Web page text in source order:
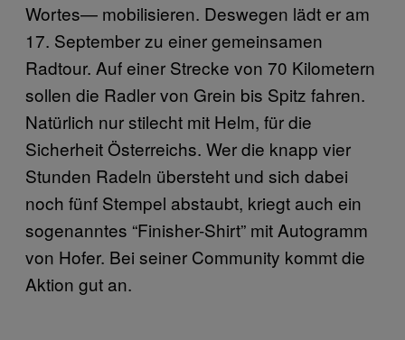
Wortes— mobilisieren. Deswegen lädt er am
17. September zu einer gemeinsamen
Radtour. Auf einer Strecke von 70 Kilometern
sollen die Radler von Grein bis Spitz fahren.
Natürlich nur stilecht mit Helm, für die
Sicherheit Österreichs. Wer die knapp vier
Stunden Radeln übersteht und sich dabei
noch fünf Stempel abstaubt, kriegt auch ein
sogenanntes “Finisher-Shirt” mit Autogramm
von Hofer. Bei seiner Community kommt die
Aktion gut an.